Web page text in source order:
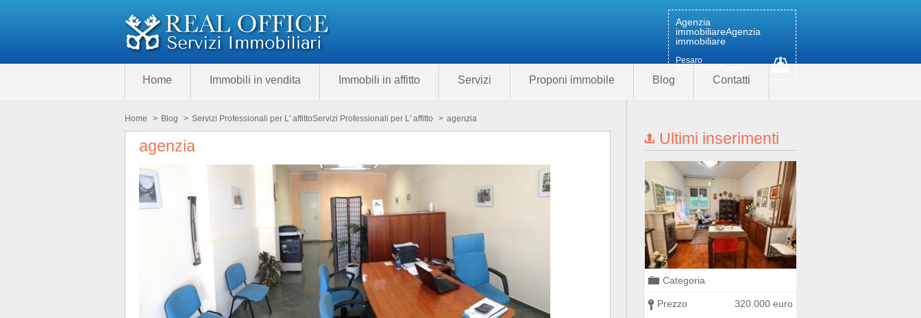
Agenzia
immobiliareAgenzia
immobiliare
Pesaro
Home Immobili in vendita Immobili in affitto Servizi Proponi immobile Blog Contatti
Home > Blog > Servizi Professionali per L' affittoServizi Professionali per L' affitto > agenzia
agenzia Ultimi inserimenti
Prezzo
Categoria
Prezzo 320.000 euro